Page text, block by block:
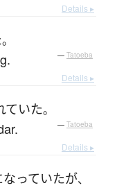
Details ▸
。
— Tatoeba
Details ▸
ていた。
— Tatoeba
Details ▸
なっていたが、